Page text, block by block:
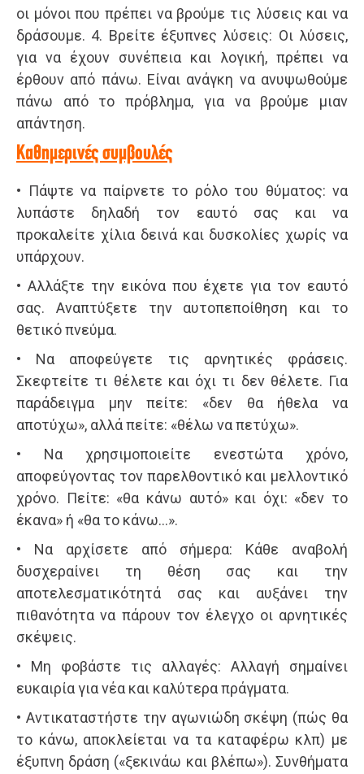
οι μόνοι που πρέπει να βρούμε τις λύσεις και να
δράσουμε. 4. Βρείτε έξυπνες λύσεις: Οι λύσεις,
για να έχουν συνέπεια και λογική, πρέπει να
έρθουν από πάνω. Είναι ανάγκη να ανυψωθούμε
πάνω από το πρόβλημα, για να βρούμε μιαν
απάντηση.
Καθημερινές συμβουλές
• Πάψτε να παίρνετε το ρόλο του θύματος: να
λυπάστε δηλαδή τον εαυτό σας και να
προκαλείτε χίλια δεινά και δυσκολίες χωρίς να
υπάρχουν.
• Αλλάξτε την εικόνα που έχετε για τον εαυτό
σας. Αναπτύξετε την αυτοπεποίθηση και το
θετικό πνεύμα.
• Να αποφεύγετε τις αρνητικές φράσεις.
Σκεφτείτε τι θέλετε και όχι τι δεν θέλετε. Για
παράδειγμα μην πείτε: «δεν θα ήθελα να
αποτύχω», αλλά πείτε: «θέλω να πετύχω».
• Να χρησιμοποιείτε ενεστώτα χρόνο,
αποφεύγοντας τον παρελθοντικό και μελλοντικό
χρόνο. Πείτε: «θα κάνω αυτό» και όχι: «δεν το
έκανα» ή «θα το κάνω…».
• Να αρχίσετε από σήμερα: Κάθε αναβολή
δυσχεραίνει τη θέση σας και την
αποτελεσματικότητά σας και αυξάνει την
πιθανότητα να πάρουν τον έλεγχο οι αρνητικές
σκέψεις.
• Μη φοβάστε τις αλλαγές: Αλλαγή σημαίνει
ευκαιρία για νέα και καλύτερα πράγματα.
• Αντικαταστήστε την αγωνιώδη σκέψη (πώς θα
το κάνω, αποκλείεται να τα καταφέρω κλπ) με
έξυπνη δράση («ξεκινάω και βλέπω»). Συνθήματα